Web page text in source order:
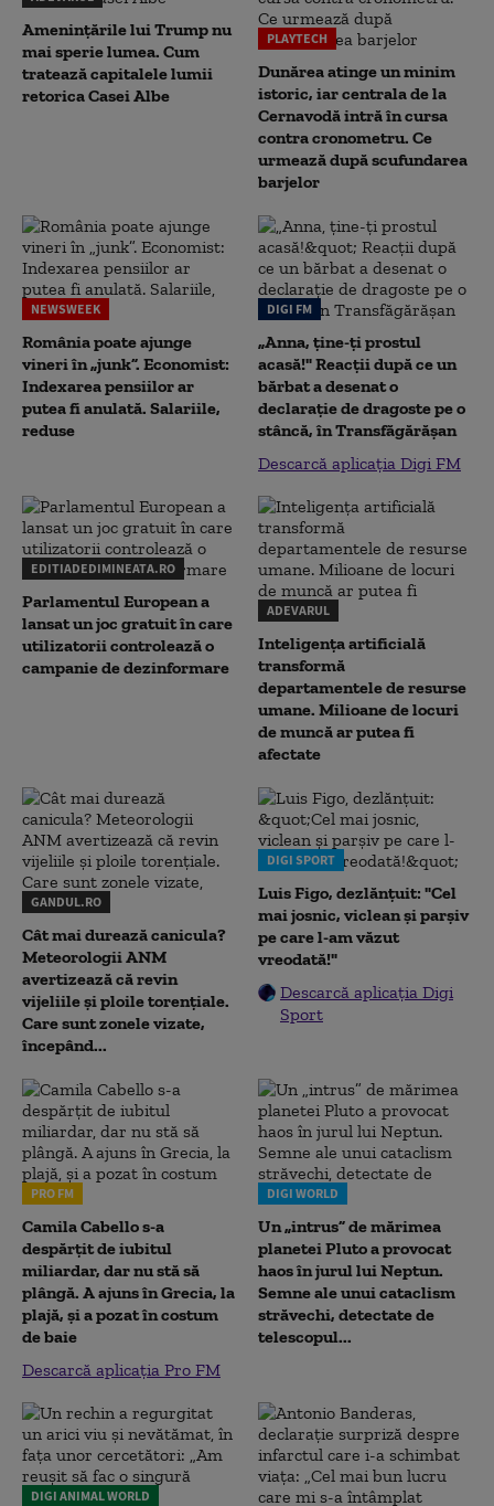
Amenințările lui Trump nu
mai sperie lumea. Cum
tratează capitalele lumii
retorica Casei Albe
PLAYTECH
Dunărea atinge un minim
istoric, iar centrala de la
Cernavodă intră în cursa
contra cronometru. Ce
urmează după scufundarea
barjelor
NEWSWEEK
România poate ajunge
vineri în „junk”. Economist:
Indexarea pensiilor ar
putea fi anulată. Salariile,
reduse
DIGI FM
„Anna, ţine-ţi prostul
acasă!" Reacţii după ce un
bărbat a desenat o
declaraţie de dragoste pe o
stâncă, în Transfăgărăşan
Descarcă aplicația Digi FM
EDITIADEDIMINEATA.RO
Parlamentul European a
lansat un joc gratuit în care
utilizatorii controlează o
campanie de dezinformare
ADEVARUL
Inteligența artificială
transformă
departamentele de resurse
umane. Milioane de locuri
de muncă ar putea fi
afectate
GANDUL.RO
Cât mai durează canicula?
Meteorologii ANM
avertizează că revin
vijeliile și ploile torențiale.
Care sunt zonele vizate,
începând...
DIGI SPORT
Luis Figo, dezlănțuit: "Cel
mai josnic, viclean și parșiv
pe care l-am văzut
vreodată!"
Descarcă aplicația Digi
Sport
PRO FM
Camila Cabello s-a
despărțit de iubitul
miliardar, dar nu stă să
plângă. A ajuns în Grecia, la
plajă, și a pozat în costum
de baie
Descarcă aplicația Pro FM
DIGI WORLD
Un „intrus” de mărimea
planetei Pluto a provocat
haos în jurul lui Neptun.
Semne ale unui cataclism
străvechi, detectate de
telescopul...
DIGI ANIMAL WORLD